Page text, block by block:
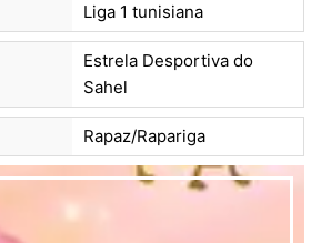
Liga 1 tunisiana
Estrela Desportiva do
Sahel
Rapaz/Rapariga